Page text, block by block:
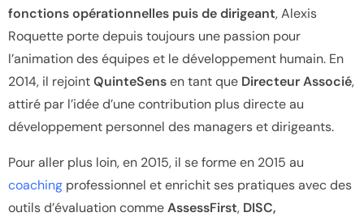
fonctions opérationnelles puis de dirigeant, Alexis
Roquette porte depuis toujours une passion pour
l’animation des équipes et le développement humain. En
2014, il rejointQuinteSensen tant que Directeur Associé,
attiré par l’idée d’une contribution plus directe au
développement personnel des managers et dirigeants.
Pour aller plus loin, en 2015, il se forme en 2015 au
coaching professionnel et enrichit ses pratiques avec des
outils d’évaluation commeAssessFirst, DISC,